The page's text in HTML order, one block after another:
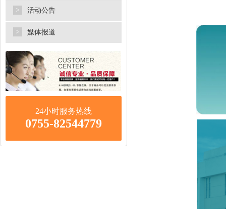
> 活动公告
> 媒体报道
24小时服务热线
0755-82544779